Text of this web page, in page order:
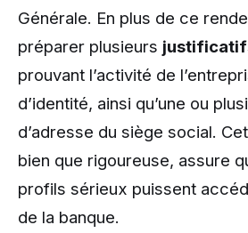
Générale. En plus de ce
préparer plusieurs
prouvant l’activité de
d’identité, ainsi qu’une ou
d’adresse du siège social.
bien que rigoureuse, assure
profils sérieux puissent
de la banque.